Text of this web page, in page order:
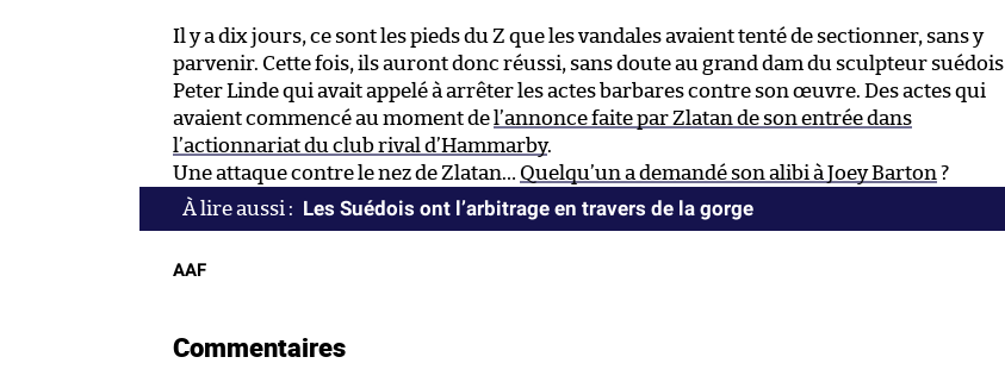
Il y a dix jours, ce sont les pieds du Z que les vandales avaient tenté de sectionner, sans y
parvenir. Cette fois, ils auront donc réussi, sans doute au grand dam du sculpteur suédois
Peter Linde qui avait appelé à arrêter les actes barbares contre son œuvre. Des actes qui
avaient commencé au moment de l’annonce faite par Zlatan de son entrée dans
l’actionnariat du club rival d’Hammarby.
Une attaque contre le nez de Zlatan… Quelqu’un a demandé son alibi à Joey Barton ?
Les Suédois ont l’arbitrage en travers de la gorge
AAF
Commentaires